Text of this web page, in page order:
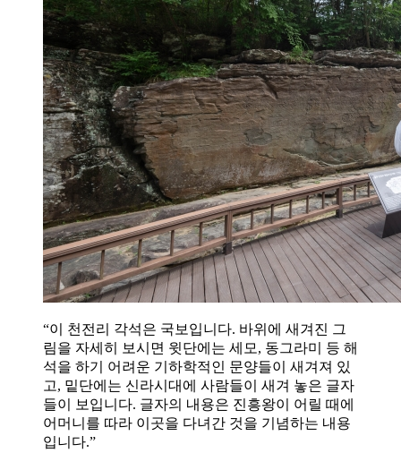
“이 천전리 각석은 국보입니다. 바위에 새겨진 그
림을 자세히 보시면 윗단에는 세모, 동그라미 등 해
석을 하기 어려운 기하학적인 문양들이 새겨져 있
고, 밑단에는 신라시대에 사람들이 새겨 놓은 글자
들이 보입니다. 글자의 내용은 진흥왕이 어릴 때에
어머니를 따라 이곳을 다녀간 것을 기념하는 내용
입니다.”